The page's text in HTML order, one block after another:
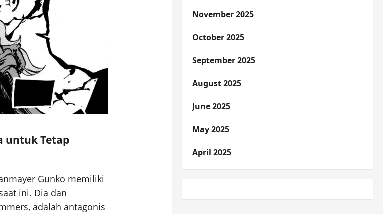
untuk Tetap
Gunko memiliki
ini. Dia dan
adalah antagonis
November 2025
October 2025
September 2025
August 2025
June 2025
May 2025
April 2025